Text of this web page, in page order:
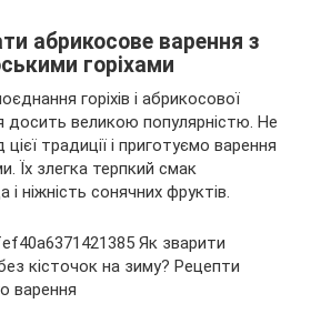
абрикосове варення з
горіхами
горіхів і абрикосової
досить великою популярністю. Не
традиції і приготуємо варення
Їх злегка терпкий смак
ніжність сонячних фруктів.